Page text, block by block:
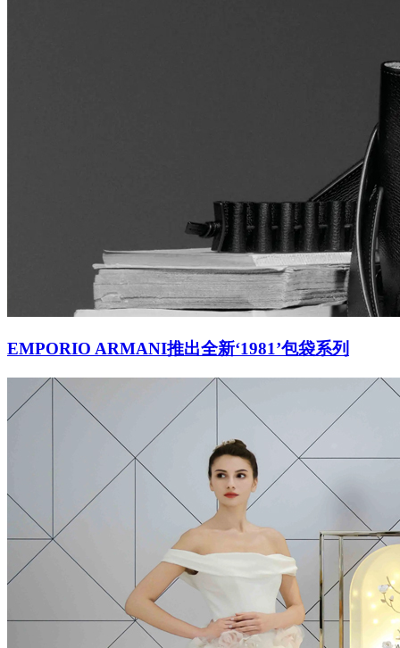
EMPORIO ARMANI推出全新‘1981’包袋系列